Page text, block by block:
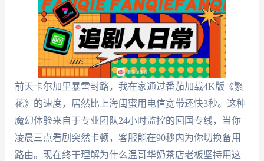
前天卡尔加里暴雪封路，我在家通过番茄加载4K版《繁
花》的速度，居然比上海闺蜜用电信宽带还快3秒。这种
魔幻体验来自于专业团队24小时监控的回国专线，当你
凌晨三点看剧突然卡顿，客服能在90秒内为你切换备用
路由。现在终于理解为什么温哥华奶茶店老板坚持用这